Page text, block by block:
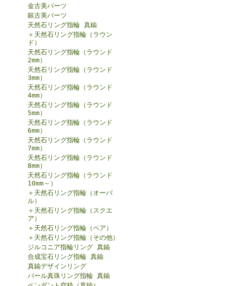
金古美パーツ
銀古美パーツ
天然石リング指輪 真鍮
＋天然石リング指輪（ラウン
ド）
天然石リング指輪（ラウンド
2mm）
天然石リング指輪（ラウンド
3mm）
天然石リング指輪（ラウンド
4mm）
天然石リング指輪（ラウンド
5mm）
天然石リング指輪（ラウンド
6mm）
天然石リング指輪（ラウンド
7mm）
天然石リング指輪（ラウンド
8mm）
天然石リング指輪（ラウンド
10mm～）
＋天然石リング指輪（オーバ
ル）
＋天然石リング指輪（スクエ
ア）
＋天然石リング指輪（ペア）
＋天然石リング指輪（その他）
ジルコニア指輪リング 真鍮
合成宝石リング指輪 真鍮
真鍮デザインリング
パール真珠リング指輪 真鍮